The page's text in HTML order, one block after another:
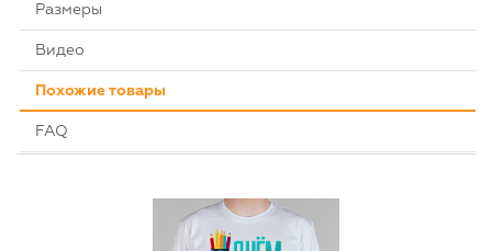
Размеры
Видео
Похожие товары
FAQ